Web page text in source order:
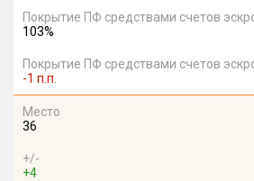
Покрытие ПФ средствами счетов
103%
Покрытие ПФ средствами счетов
-1 п.п.
Место
36
+/-
+4